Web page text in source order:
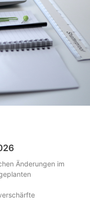
Änderungen im